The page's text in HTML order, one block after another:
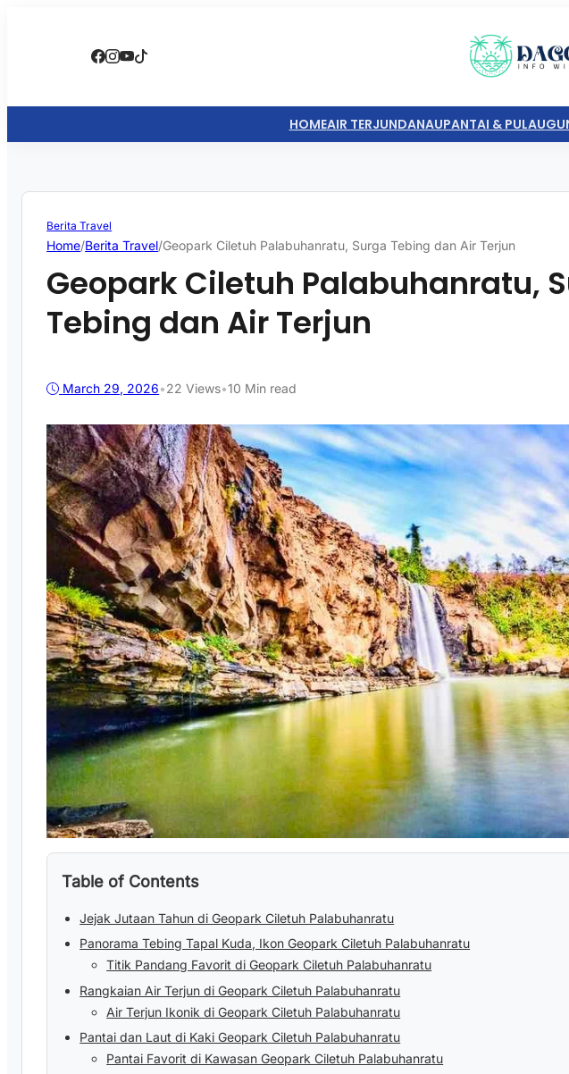
HOMEAIR TERJUNDANAUPANTAI & PULAU
Berita Travel
Home/Berita Travel/Geopark Ciletuh Palabuhanratu, Surga Tebing dan Air Terjun
Geopark Ciletuh Palabuhanratu,
Tebing dan Air Terjun
March 29, 2026•22 Views•10 Min read
Table of Contents
Jejak Jutaan Tahun di Geopark Ciletuh Palabuhanratu
Panorama Tebing Tapal Kuda, Ikon Geopark Ciletuh Palabuhanratu
Titik Pandang Favorit di Geopark Ciletuh Palabuhanratu
Rangkaian Air Terjun di Geopark Ciletuh Palabuhanratu
Air Terjun Ikonik di Geopark Ciletuh Palabuhanratu
Pantai dan Laut di Kaki Geopark Ciletuh Palabuhanratu
Pantai Favorit di Kawasan Geopark Ciletuh Palabuhanratu